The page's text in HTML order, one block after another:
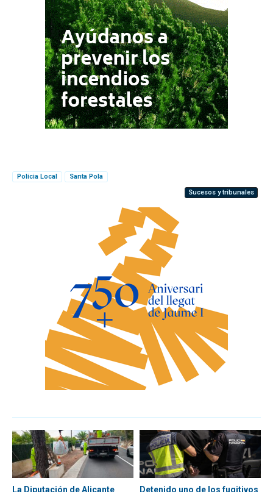
Policia Local
Santa Pola
Sucesos y tribunales
La Diputación de Alicante
Detenido uno de los fugitivos